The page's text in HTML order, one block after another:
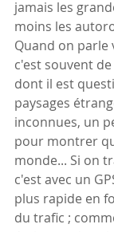
jamais les
moins les
Quand on parle
c'est souvent
dont il est
paysages
inconnues, un
pour montrer
monde... Si on
c'est avec un
plus rapide en
du trafic ;